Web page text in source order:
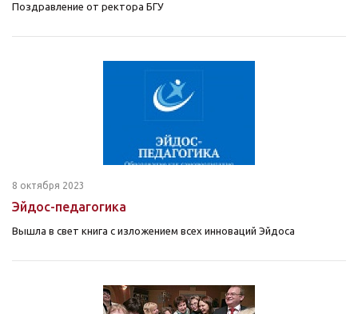
Поздравление от ректора БГУ
8 октября 2023
Эйдос-педагогика
Вышла в свет книга с изложением всех инноваций Эйдоса